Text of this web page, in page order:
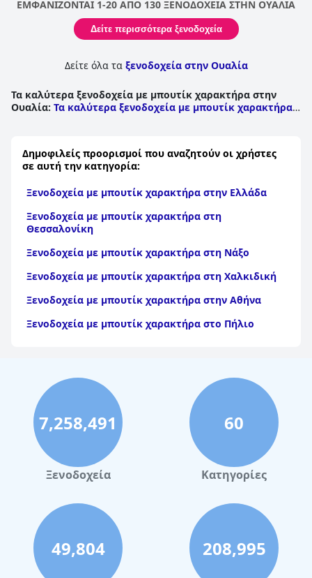
Country House Hotel & Spa παρέχει μια εξαιρετική βάση για
όσους εξερευνούν την όμορφη ύπαιθρο και είναι ένα
σύγχρονης ζωής και να χαλαρώσετε στην αγκαλιά της φύσης.
ΕΜΦΑΝΙΖΟΝΤΑΙ 1-20 ΑΠΟ 130 ΞΕΝΟΔΟΧΕΙΑ ΣΤΗΝ ΟΥΑΛΙΑ
Δείτε περισσότερα ξενοδοχεία
Δείτε όλα τα ξενοδοχεία στην Ουαλία
Τα καλύτερα ξενοδοχεία με μπουτίκ χαρακτήρα στην
Ουαλία: Τα καλύτερα ξενοδοχεία με μπουτίκ χαρακτήρα
ξενοδοχεία με μπουτίκ χαρακτήρα σε Ceredigion | Τα
καλύτερα ξενοδοχεία με μπουτίκ χαρακτήρα σε
χαρακτήρα σε Powys | Τα καλύτερα ξενοδοχεία με
ξενοδοχεία με μπουτίκ χαρακτήρα στο Άνγκλεσι
καλύτερα ξενοδοχεία με μπουτίκ χαρακτήρα στο
Κάρντιφ
Τα καλύτερα ξενοδοχεία με μπουτίκ
χαρακτήρα σε Denbighshire | Τα καλύτερα ξενοδοχεία με
μπουτίκ χαρακτήρα σε Monmouthshire
Τα καλύτερα
ξενοδοχεία με μπουτίκ χαρακτήρα σε Neath Port
Talbot | Τα καλύτερα ξενοδοχεία με μπουτίκ χαρακτήρα
σε Bridgend
Τα καλύτερα ξενοδοχεία με μπουτίκ
χαρακτήρα σε Caerphilly | Τα καλύτερα ξενοδοχεία με
μπουτίκ χαρακτήρα στο Νιούπορτ
|
Τα καλύτερα
χαρακτήρα στη Ρέξαμ
Δημοφιλείς προορισμοί που αναζητούν οι χρήστες
σε αυτή την κατηγορία:
Ξενοδοχεία με μπουτίκ χαρακτήρα στην Ελλάδα
Ξενοδοχεία με μπουτίκ χαρακτήρα στη
Θεσσαλονίκη
Ξενοδοχεία με μπουτίκ χαρακτήρα στη Νάξο
Ξενοδοχεία με μπουτίκ χαρακτήρα στη Χαλκιδική
Ξενοδοχεία με μπουτίκ χαρακτήρα στην Αθήνα
Ξενοδοχεία με μπουτίκ χαρακτήρα στο Πήλιο
7,258,491
Ξενοδοχεία
60
Κατηγορίες
49,804 208,995